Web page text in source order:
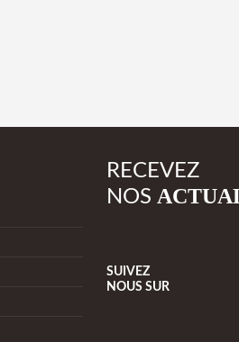
RECEVEZ
NOS
SUIVEZ
NOUS SUR